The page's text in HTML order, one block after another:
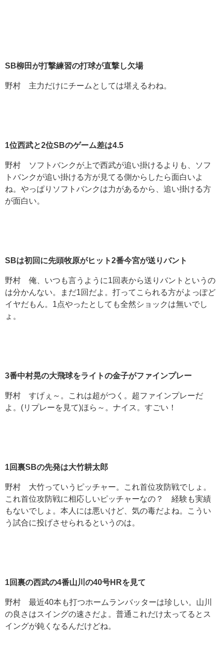
SB柳田が打撃練習の打球が直撃し欠場
野村 主力だけにチームとしては堪えるわね。
1 位西武と2位SBのゲーム差は4.5
野村 ソフトバンクが上で西武が追い掛けるよりも、ソフ
トバンクが追い掛ける方が見てる側からしたら面白いよ
ね。やっぱりソフトバンクは力があるから、追い掛ける方
が面白い。
SBは初回に先頭牧原がヒット2番今宮が送りバント
野村 俺、いつも言うように1回表から送りバントというの
は分かんない。まだ1回だよ。打ってこられる方がよっぽど
イヤだもん。1点やったとしても全然ショックは無いでし
ょ。
3番中村晃の大飛球をライトの金子がファインプレー
野村 すげぇ～。これは超がつく。超ファインプレーだ
よ。(リプレーを見て)ほら～。ナイス。すごい！
1 回裏SBの先発は大竹耕太郎
野村 大竹っていうピッチャー。これ首位攻防戦でしょ。
これ首位攻防戦に相応しいピッチャーなの？ 経験も実績
もないでしょ。本人には悪いけど、気の毒だよね。こうい
う試合に投げさせられるというのは。
1 回裏の西武の4番山川の40号HRを見て
野村 最近40本も打つホームランバッターは珍しい。山川
の良さはスイングの速さだよ。普通これだけ太ってるとス
イングが鈍くなるんだけどね。